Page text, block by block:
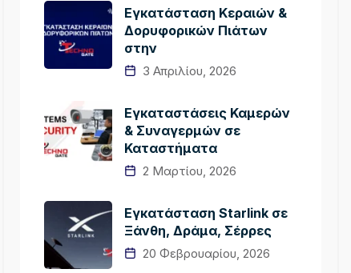
Εγκατάσταση Κεραιών &
Δορυφορικών Πιάτων
στην
3 Απριλίου, 2026
Εγκαταστάσεις Καμερών
& Συναγερμών σε
Καταστήματα
2 Μαρτίου, 2026
Εγκατάσταση Starlink σε
Ξάνθη, Δράμα, Σέρρες
20 Φεβρουαρίου, 2026